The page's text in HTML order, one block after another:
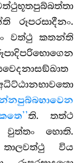
රූපරසාදීනං.
වත්ථු කතන්ති
ති. තත්ථ
වුත්තං හොති.
විය